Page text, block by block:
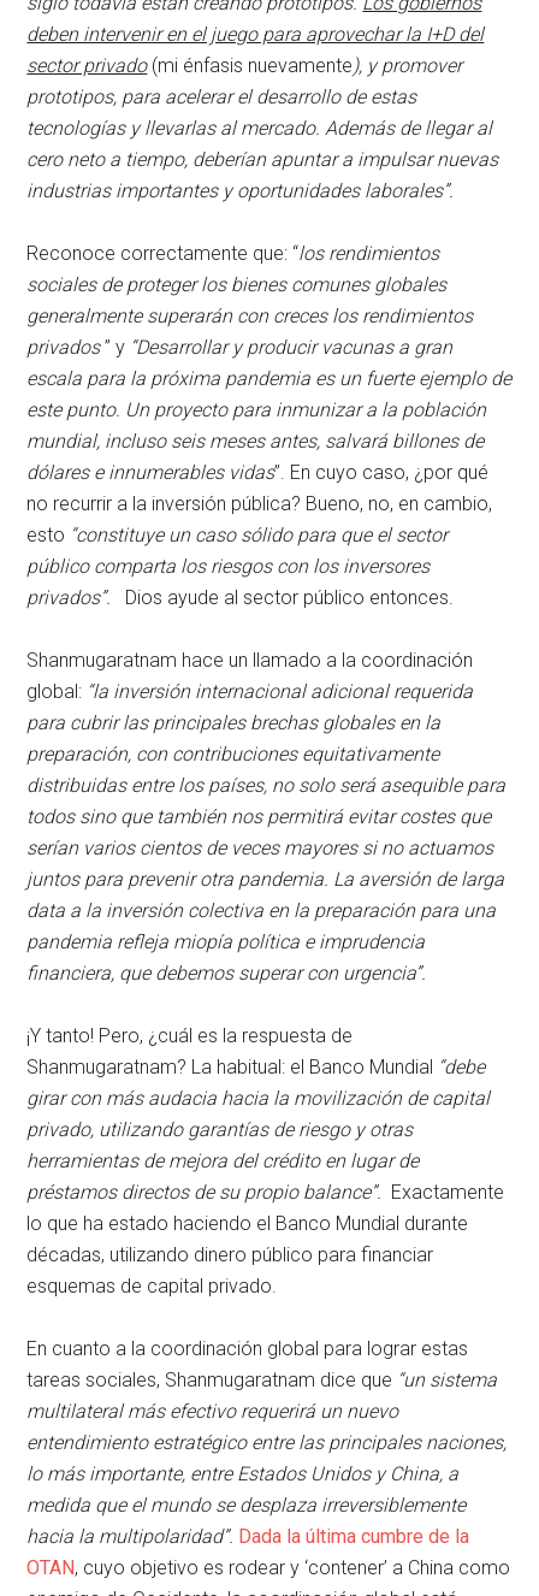
deben intervenir en el juego para aprovechar la I+D del
sector privado(mi énfasis nuevamente), y promover
prototipos, para acelerar el desarrollo de estas
tecnologías y llevarlas al mercado. Además de llegar al
cero neto a tiempo, deberían apuntar a impulsar nuevas
industrias importantes y oportunidades laborales”.
Reconoce correctamente que: “los rendimientos
sociales de proteger los bienes comunes globales
generalmente superarán con creces los rendimientos
privados” y “Desarrollar y producir vacunas a gran
escala para la próxima pandemia es un fuerte ejemplo de
este punto. Un proyecto para inmunizar a la población
mundial, incluso seis meses antes, salvará billones de
dólares e innumerables vidas”. En cuyo caso, ¿por qué
no recurrir a la inversión pública? Bueno, no, en cambio,
esto “constituye un caso sólido para que el sector
público comparta los riesgos con los inversores
privados”.
Dios ayude al sector público entonces.
Shanmugaratnam hace un llamado a la coordinación
global: “la inversión internacional adicional requerida
para cubrir las principales brechas globales en la
preparación, con contribuciones equitativamente
distribuidas entre los países, no solo será asequible para
todos sino que también nos permitirá evitar costes que
serían varios cientos de veces mayores si no actuamos
juntos para prevenir otra pandemia. La aversión de larga
data a la inversión colectiva en la preparación para una
pandemia refleja miopía política e imprudencia
financiera, que debemos superar con urgencia”.
¡Y tanto! Pero, ¿cuál es la respuesta de
Shanmugaratnam? La habitual: el Banco Mundial “debe
girar con más audacia hacia la movilización de capital
privado, utilizando garantías de riesgo y otras
herramientas de mejora del crédito en lugar de
préstamos directos de su propio balance”. Exactamente
lo que ha estado haciendo el Banco Mundial durante
décadas, utilizando dinero público para financiar
esquemas de capital privado.
En cuanto a la coordinación global para lograr estas
tareas sociales, Shanmugaratnam dice que “un sistema
multilateral más efectivo requerirá un nuevo
entendimiento estratégico entre las principales naciones,
lo más importante, entre Estados Unidos y China, a
medida que el mundo se desplaza irreversiblemente
hacia la multipolaridad”. Dada la última cumbre de la
OTAN, cuyo objetivo es rodear y ‘contener’ a China como